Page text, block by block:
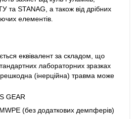
та STANAG, а також від дрібних
елементів.
еквівалент за складом, що
лабораторних зразках
(інерційна) травма може
GEAR
(без додаткових демпферів)